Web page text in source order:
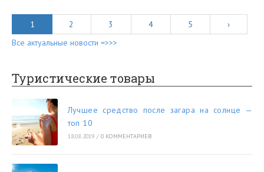
1 2 3 4 5
›
Все актуальные новости =>>>
Туристические товары
Лучшее средство после загара на солнце —
топ 10
18.08.2019 / 0 КОММЕНТАРИЕВ